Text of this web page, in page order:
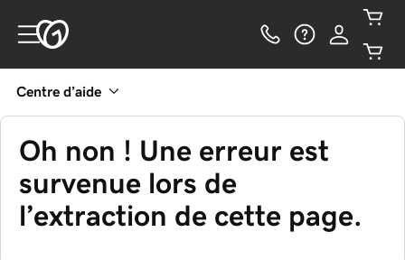
Centre d’aide
Oh non ! Une erreur est
survenue lors de
l’extraction de cette page.